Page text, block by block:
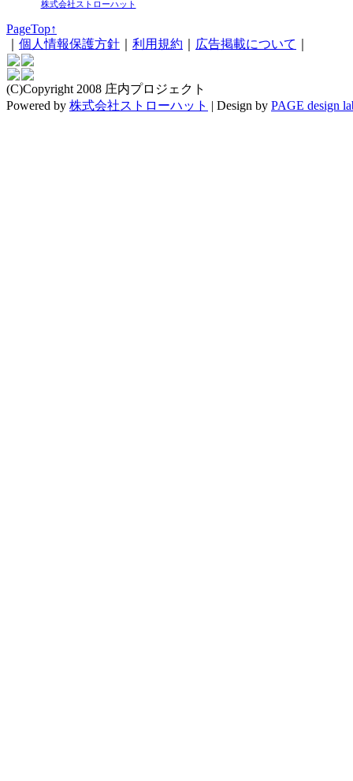
株式会社ストローハット
PageTop↑
個人情報保護方針 利用規約 広告掲載について
(C)Copyright 2008 庄内プロジェクト
Powered by 株式会社ストローハット | Design by PAGE design